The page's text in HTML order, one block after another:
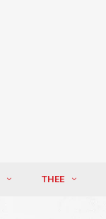
THEE